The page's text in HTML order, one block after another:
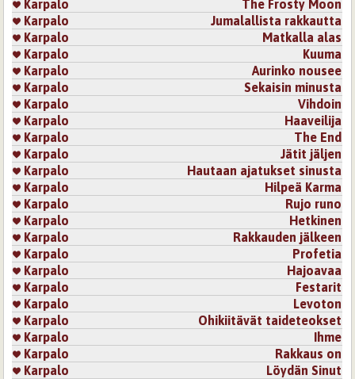
Karpalo
The Frosty Moon
Karpalo
Jumalallista rakkautta
Karpalo
Matkalla alas
Karpalo
Kuuma
Karpalo
Aurinko nousee
Karpalo
Sekaisin minusta
Karpalo
Vihdoin
Karpalo
Haaveilija
Karpalo
The End
Karpalo
Jätit jäljen
Karpalo
Hautaan ajatukset sinusta
Karpalo
Hilpeä Karma
Karpalo
Rujo runo
Karpalo
Hetkinen
Karpalo
Rakkauden jälkeen
Karpalo
Profetia
Karpalo
Hajoavaa
Karpalo
Festarit
Karpalo
Levoton
Karpalo
Ohikiitävät taideteokset
Karpalo
Ihme
Karpalo
Rakkaus on
Karpalo
Löydän Sinut